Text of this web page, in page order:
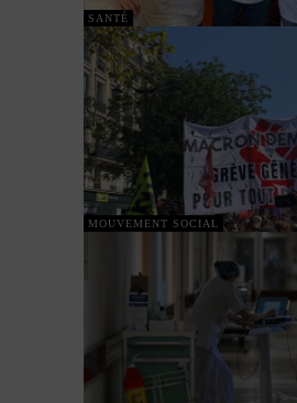
SANTÉ
MOUVEMENT SOCIAL